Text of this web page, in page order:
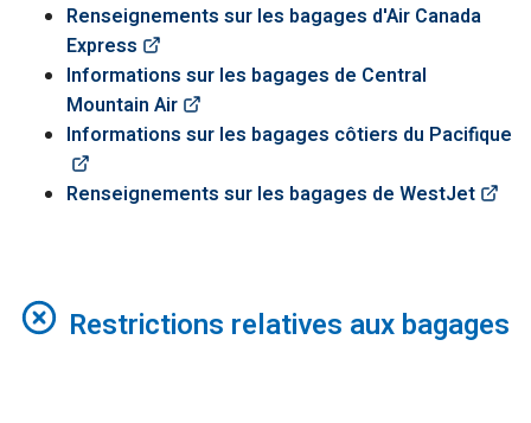
Renseignements sur les bagages d'Air Canada
Express
Informations sur les bagages de Central
Mountain Air
Informations sur les bagages côtiers du Pacifique
Renseignements sur les bagages de WestJet
Restrictions relatives aux bagages